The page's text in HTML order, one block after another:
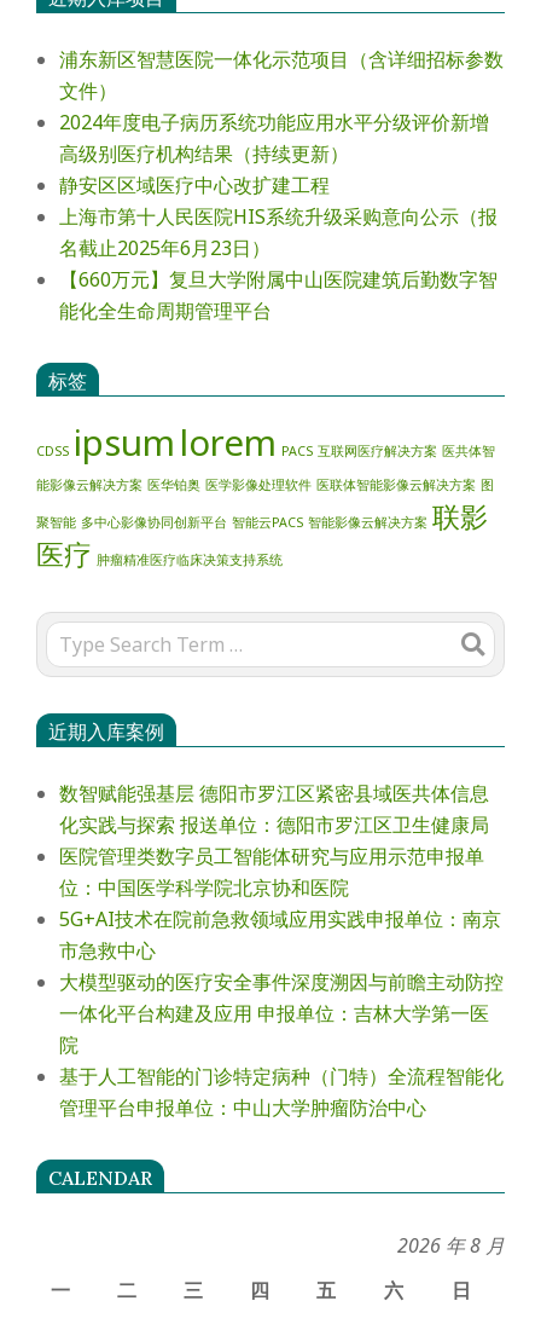
浦东新区智慧医院一体化示范项目（含详细招标参数
文件）
2024年度电⼦病历系统功能应⽤⽔平分级评价新增
⾼级别医疗机构结果（持续更新）
静安区区域医疗中心改扩建工程
上海市第十人民医院HIS系统升级采购意向公示（报
名截止2025年6月23日）
【660万元】复旦大学附属中山医院建筑后勤数字智
能化全生命周期管理平台
标签
CDSS ipsum lorem PACS 互联网医疗解决方案 医共体智
能影像云解决方案 医华铂奥 医学影像处理软件 医联体智能影像云解决方案 图
聚智能 多中心影像协同创新平台 智能云PACS 智能影像云解决方案 联影
医疗 肿瘤精准医疗临床决策支持系统
Search
近期入库案例
数智赋能强基层 德阳市罗江区紧密县域医共体信息
化实践与探索 报送单位：德阳市罗江区卫生健康局
医院管理类数字员工智能体研究与应用示范申报单
位：中国医学科学院北京协和医院
5G+AI技术在院前急救领域应用实践申报单位：南京
市急救中心
大模型驱动的医疗安全事件深度溯因与前瞻主动防控
一体化平台构建及应用 申报单位：吉林大学第一医
院
基于人工智能的门诊特定病种（门特）全流程智能化
管理平台申报单位：中山大学肿瘤防治中心
CALENDAR
2026 年 8 月
一
二 三 四 五 六
日